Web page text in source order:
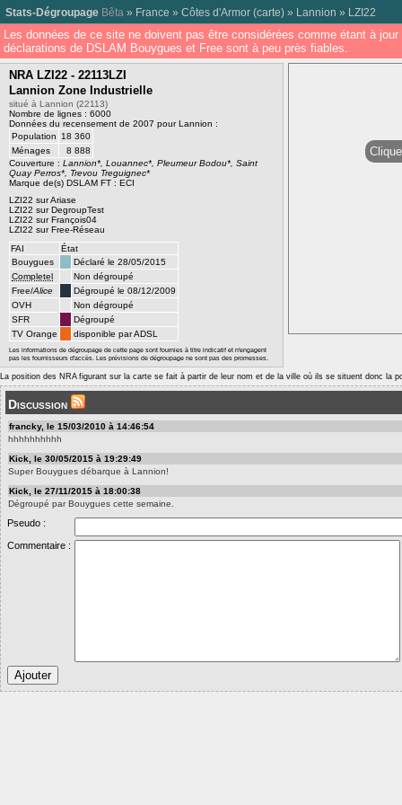
Stats-Dégroupage Bêta » France » Côtes d'Armor (carte) » Lannion » LZI22
Les données de ce site ne doivent pas être considérées comme étant à
déclarations de DSLAM Bouygues et Free sont à peu près fiables.
NRA LZI22 - 22113LZI
Lannion Zone Industrielle
situé à Lannion (22113)
Nombre de lignes : 6000
Données du recensement de 2007 pour Lannion :
Population
18 360
Ménages
8 888
Couverture : Lannion*, Louannec*, Pleumeur Bodou*, Saint
Quay Perros*, Trevou Treguignec*
Marque de(s) DSLAM FT : ECI
LZI22 sur Ariase
LZI22 sur DegroupTest
LZI22 sur François04
LZI22 sur Free-Réseau
FAI
État
Bouygues
Déclaré le 28/05/2015
Completel
Non dégroupé
Free/Alice
Dégroupé le 08/12/2009
OVH
Non dégroupé
SFR
Dégroupé
TV Orange
disponible par ADSL
Les informations de dégroupage de cette page sont fournies à titre indicatif et n'engagent
pas les fournisseurs d'accès. Les prévisions de dégroupage ne sont pas des promesses.
La position des NRA figurant sur la carte se fait à partir de leur nom et de la ville où ils se situent donc la
Discussion
francky, le 15/03/2010 à 14:46:54
hhhhhhhhhh
Kick, le 30/05/2015 à 19:29:49
Super Bouygues débarque à Lannion!
Kick, le 27/11/2015 à 18:00:38
Dégroupé par Bouygues cette semaine.
Pseudo :
Commentaire :